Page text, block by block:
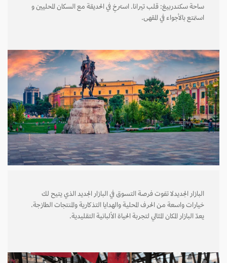
ساحة سكندربيغ: قلب تيرانا. استرخِ في الحديقة مع السكان المحليين و
استمتع بالأجواء في المقهى.
البازار الجديدلا تفوت فرصة التسوق في البازار الجديد الذي يتيح لك
خيارات واسعة من الحرف المحلية والهدايا التذكارية والمنتجات الطازجة.
يعدّ البازار المكان المثالي لتجربة الحياة الألبانية التقليدية.